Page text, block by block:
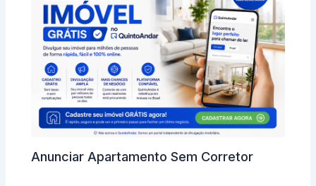
Anunciar Apartamento Sem Corretor